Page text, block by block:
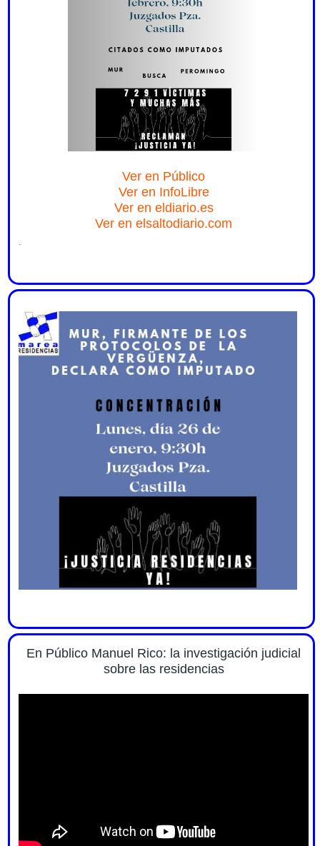
Ver en Público
Ver en InfoLibre
Ver en eldiario.es
Ver en elsaltodiario.com
.
En Público Manuel Rico: la investigación judicial
sobre las residencias